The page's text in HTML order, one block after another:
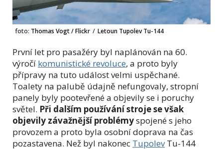
foto: Thomas Vogt / Flickr / Letoun Tupolev Tu-144
První let pro pasažéry byl naplánován na 60.
výročí komunistické revoluce, a proto byly
přípravy na tuto událost velmi uspěchané.
Toalety na palubě údajně nefungovaly, stropní
panely byly pootevřené a objevily se i poruchy
světel. Při dalším používání stroje se však
objevily závažnější problémyspojené s jeho
provozem a proto byla osobní doprava na čas
pozastavena. Než byl nakonec TupolevTu-144